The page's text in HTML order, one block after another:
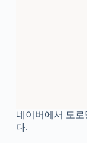
네이버에서 도
다.